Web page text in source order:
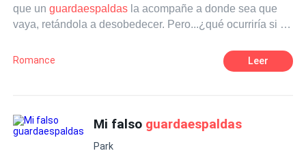
que unguardaespaldas la acompañe a donde sea que
vaya, retándola a desobedecer. Pero...¿qué ocurriría si la
fuera diferente esta vez?
Romance Leer
Mi falso guardaespaldas
Park